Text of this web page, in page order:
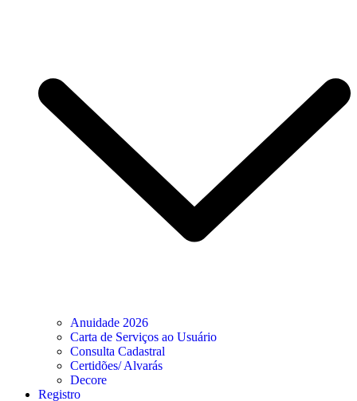
Anuidade 2026
Carta de Serviços ao Usuário
Consulta Cadastral
Certidões/ Alvarás
Decore
Registro